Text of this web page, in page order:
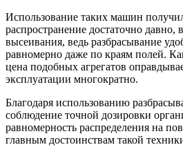
Использование таких машин
распространение достаточно давно,
высеивания, ведь разбрасывание
равномерно даже по краям полей.
цена подобных агрегатов
эксплуатации многократно.
Благодаря использованию
соблюдение точной дозировки
равномерность распределения на
главным достоинствам такой